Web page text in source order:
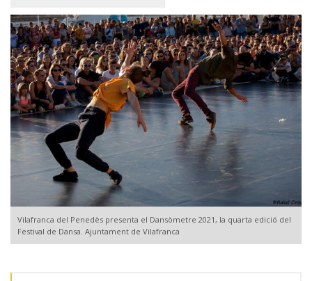
Vilafranca del Penedès presenta el Dansòmetre 2021, la quarta edició del
Festival de Dansa. Ajuntament de Vilafranca